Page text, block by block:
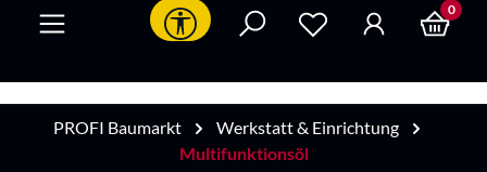
Werkzeugleiste anzeigen 0
PROFI Baumarkt
Werkstatt & Einrichtung
Multifunktionsöl